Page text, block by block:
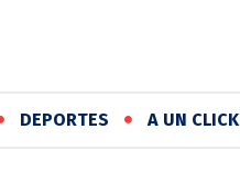
DEPORTES A UN CLICK